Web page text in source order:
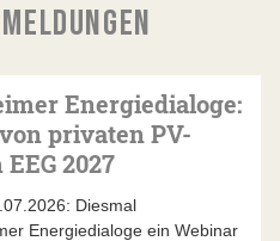
Energiedialoge:
privaten PV-
2027
Diesmal
Energiedialoge ein Webinar